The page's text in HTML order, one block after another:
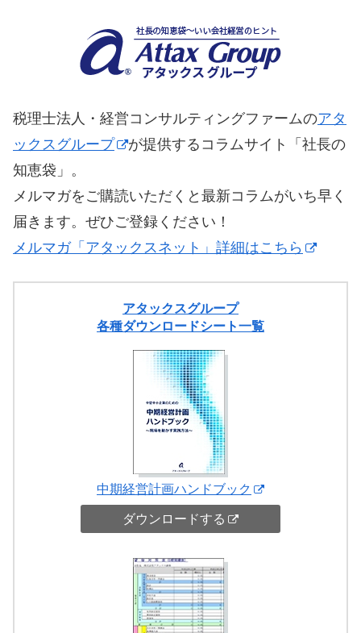
税理士法人・経営コンサルティングファームのアタ
ックスグループ
が提供するコラムサイト「社長の
知恵袋」。
メルマガをご購読いただくと最新コラムがいち早く
届きます。ぜひご登録ください！
メルマガ「アタックスネット」詳細はこちら
アタックスグループ
各種ダウンロードシート一覧
中期経営計画ハンドブック
ダウンロードする